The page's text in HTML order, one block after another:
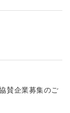
賛企業募集のご